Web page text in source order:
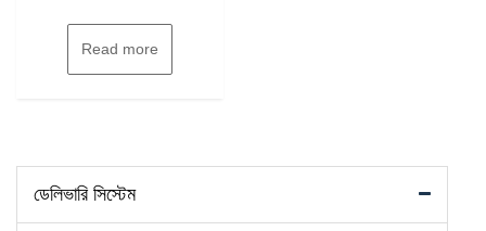
Read more
ডেলিভারি সিস্টেম